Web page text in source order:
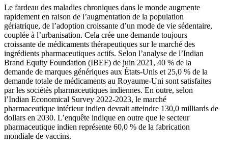
Le fardeau des maladies chroniques dans le monde augmente
rapidement en raison de l’augmentation de la population
gériatrique, de l’adoption croissante d’un mode de vie sédentaire,
couplée à l’urbanisation. Cela crée une demande toujours
croissante de médicaments thérapeutiques sur le marché des
ingrédients pharmaceutiques actifs. Selon l’analyse de l’Indian
Brand Equity Foundation (IBEF) de juin 2021, 40 % de la
demande de marques génériques aux États-Unis et 25,0 % de la
demande totale de médicaments au Royaume-Uni sont satisfaites
par les sociétés pharmaceutiques indiennes. En outre, selon
l’Indian Economical Survey 2022-2023, le marché
pharmaceutique intérieur indien devrait atteindre 130,0 milliards de
dollars en 2030. L’enquête indique en outre que le secteur
pharmaceutique indien représente 60,0 % de la fabrication
mondiale de vaccins.